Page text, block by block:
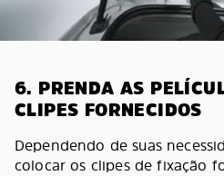
6. PRENDA AS
CLIPES FORNECIDOS
Dependendo de suas
colocar os clipes de fixação